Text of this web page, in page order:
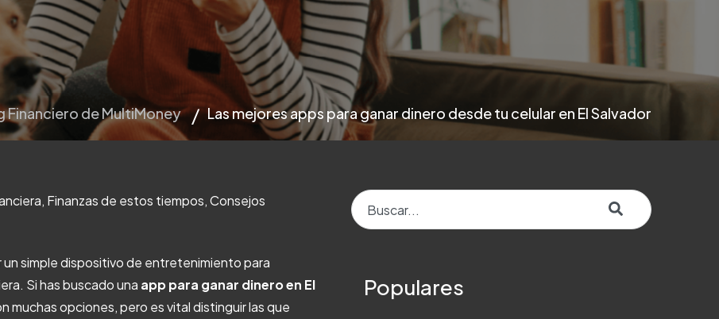
Financiero de MultiMoney Las mejores apps para ganar dinero desde tu celular en El Salvador
, Finanzas de estos tiempos,Consejos
simple dispositivo de entretenimiento para
Si has buscado una app para ganar dinero en El
muchas opciones, pero es vital distinguir las que
Esto es un campo de búsqueda con una función de texto predictivo.
Populares